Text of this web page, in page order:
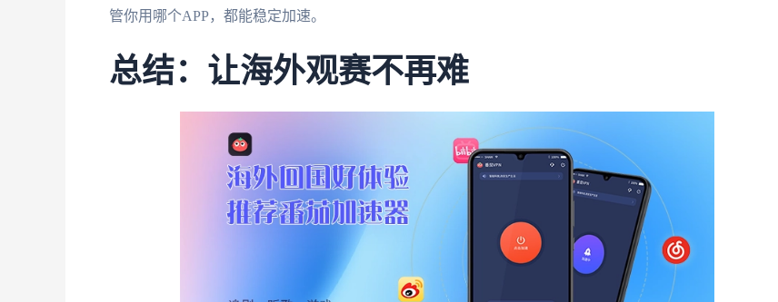
管你用哪个APP，都能稳定加速。
总结：让海外观赛不再难